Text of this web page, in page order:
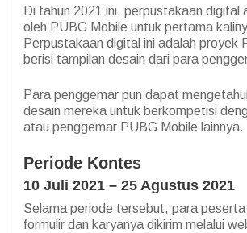
Di tahun 2021 ini, perpustakaan digital
oleh PUBG Mobile untuk pertama
Perpustakaan digital ini adalah proyek
berisi tampilan desain dari para
Para penggemar pun dapat
desain mereka untuk berkompetisi
atau penggemar PUBG Mobile lainnya.
Periode Kontes
10 Juli 2021 – 25 Agustus 2021
Selama periode tersebut, para
formulir dan karyanya dikirim melalui